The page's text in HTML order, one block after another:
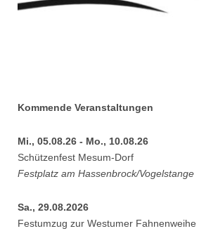
Kommende Veranstaltungen
Mi., 05.08.26 - Mo., 10.08.26
Schützenfest Mesum-Dorf
Festplatz am Hassenbrock/Vogelstange
Sa., 29.08.2026
Festumzug zur Westumer Fahnenweihe